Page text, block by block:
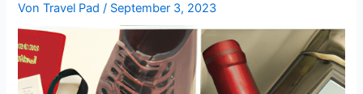
VonTravel Pad/ September 3, 2023